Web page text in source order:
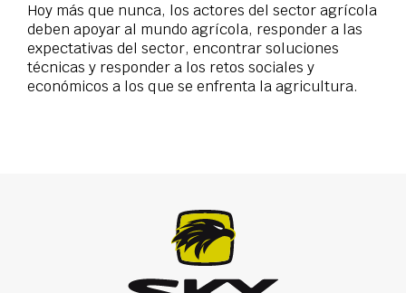
Hoy más que nunca, los actores del sector agrícola
deben apoyar al mundo agrícola, responder a las
expectativas del sector, encontrar soluciones
técnicas y responder a los retos sociales y
económicos a los que se enfrenta la agricultura.